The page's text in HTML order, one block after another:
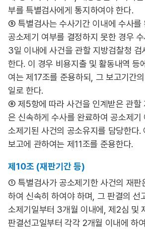
부를 특별검사에게 통지하여야 한다.
⑤ 특별검사는 수사기간 이내에 수사를
공소제기 여부를 결정하지 못한 경우
3일 이내에 사건을 관할 지방검찰청 검
한다. 이 경우 비용지출 및 활동내역 등
여는 제17조를 준용하되, 그 보고기간
일로 한다.
⑥ 제5항에 따라 사건을 인계받은 관할
은 신속하게 수사를 완료하여 공소제기
소제기된 사건의 공소유지를 담당한다.
보고에 관하여는 제11조를 준용한다.
제10조 (재판기간 등)
① 특별검사가 공소제기한 사건의 재판
하여 신속히 하여야 하며, 그 판결의 선
소제기일부터 3개월 이내에, 제2심 및
판결선고일부터 각각 2개월 이내에 하